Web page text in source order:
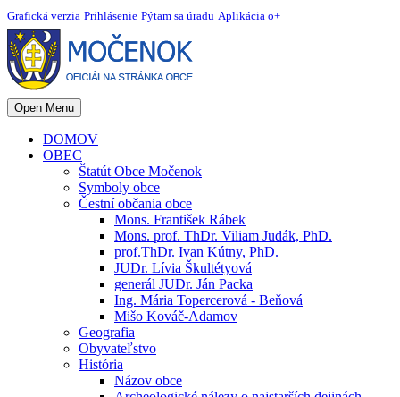
Grafická verzia Prihlásenie Pýtam sa úradu Aplikácia o+
Open Menu
DOMOV
OBEC
Štatút Obce Močenok
Symboly obce
Čestní občania obce
Mons. František Rábek
Mons. prof. ThDr. Viliam Judák, PhD.
prof.ThDr. Ivan Kútny, PhD.
JUDr. Lívia Škultétyová
generál JUDr. Ján Packa
Ing. Mária Topercerová - Beňová
Mišo Kováč-Adamov
Geografia
Obyvateľstvo
História
Názov obce